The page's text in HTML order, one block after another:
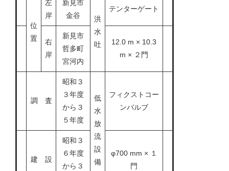
位
置
左
岸
新見市
金谷
洪
水
吐
テンターゲート
右
岸
新見市
哲多町
宮河内
12.0 m × 10.3
m × ２門
調 査
昭和３
３年度
から３
５年度
低
水
放
流
設
備
フィクストコー
ンバルブ
建 設
昭和３
６年度
から３
φ700 mm × １
門